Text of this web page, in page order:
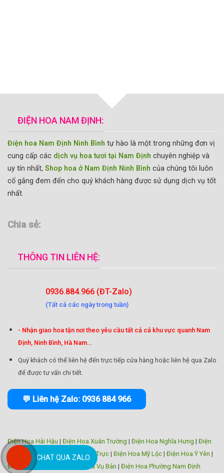
ĐIỆN HOA NAM ĐỊNH:
Điện hoa Nam Định Ninh Bình tự hào là một trong những đơn vị
cung cấp các dịch vụ hoa tươi tại Nam Định chuyên nghiệp và
uy tín nhất, Shop hoa ở Nam Định Ninh Bình của chúng tôi luôn
cố gắng đem đến cho quý khách hàng được sử dụng dịch vụ tốt
nhất.
Chia sẻ:
THÔNG TIN LIÊN HỆ:
0936.884.966 (ĐT-Zalo)
(Tất cả các ngày trong tuần)
- Nhận giao hoa tận nơi theo yêu cầu tất cả cả khu vực quanh Nam
Định, Ninh Bình, Hà Nam...
Quý khách có thể liên hệ đến trực tiếp cửa hàng hoặc liên hệ qua Zalo
để được tư vấn chi tiết.
💬 Liên hệ Zalo: 0936 884 966
Điện Hoa Hải Hậu | Điện Hoa Xuân Trường | Điện Hoa Nghĩa Hưng | Điện
Hoa Trực Ninh|Điện Hoa Nam Trực | Điện Hoa Mỹ Lộc | Điện Hoa Ý Yên |
Điện Hoa Giao Thủy
Điện Hoa Vụ Bản | Điện Hoa Phường Nam Định
CHAT QUA ZALO